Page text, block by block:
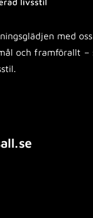
med
och framförallt –